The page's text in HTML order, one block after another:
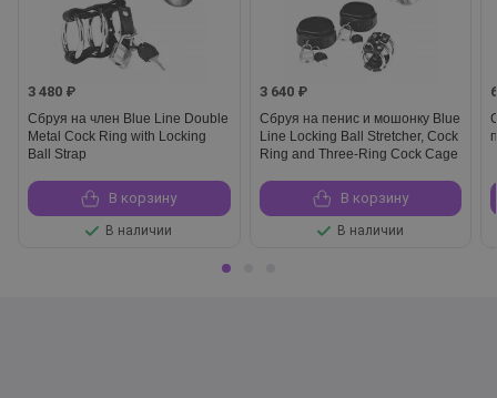
3 480 ₽
Сбруя на член Blue Line Double
Metal Cock Ring with Locking
Ball Strap
В корзину
В наличии
3 640 ₽
Сбруя на пенис и мошонку Blue
Line Locking Ball Stretcher, Cock
Ring and Three-Ring Cock Cage
В корзину
В наличии